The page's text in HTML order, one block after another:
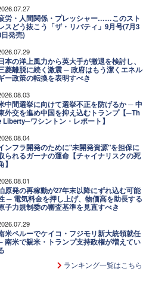
労・人間関係・プレッシャー……このスト
スどう抜こう「ザ・リバティ」9月号(7月3
発売)
本の洋上風力から英大手が撤退を検討し、
菱離脱に続く激震 ─ 政府はもう潔くエネル
ー政策の転換を表明すべき
中間選挙に向けて選挙不正を防げるか ─ 中
外交を進め中国を抑え込むトランプ【─Th
Liberty─ワシントン・レポート】
ンフラ開発のために"未開発資源"を担保に
られるガーナの運命【チャイナリスクの死
】
原発の再稼動が27年末以降にずれ込む可能
─ 電気料金を押し上げ、物価高を助長する
子力規制委の審査基準を見直すべき
米ペルーでケイコ・フジモリ新大統領就任
南米で親米・トランプ支持政権が増えてい
ランキング一覧はこちら